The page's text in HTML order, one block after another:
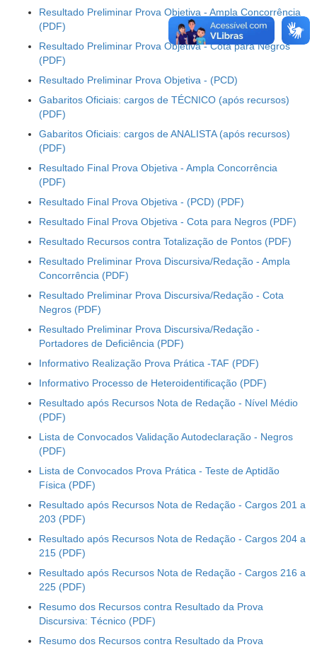
Resultado Preliminar Prova Objetiva - Ampla Concorrência
Resultado Preliminar Prova Objetiva - Cota para Negros
Resultado Preliminar Prova Objetiva - (PCD)
Gabaritos Oficiais: cargos de TÉCNICO (após recursos)
Gabaritos Oficiais: cargos de ANALISTA (após recursos)
Resultado Final Prova Objetiva - Ampla Concorrência
Resultado Final Prova Objetiva - (PCD)
Resultado Final Prova Objetiva - Cota para Negros
Resultado Recursos contra Totalização de Pontos
Resultado Preliminar Prova Discursiva/Redação - Ampla
Concorrência
Resultado Preliminar Prova Discursiva/Redação - Cota
Negros
Resultado Preliminar Prova Discursiva/Redação -
Portadores de Deficiência
Informativo Realização Prova Prática -TAF
Informativo Processo de Heteroidentificação
Resultado após Recursos Nota de Redação - Nível Médio
Lista de Convocados Validação Autodeclaração - Negros
Lista de Convocados Prova Prática - Teste de Aptidão
Física
Resultado após Recursos Nota de Redação - Cargos 201 a
203
Resultado após Recursos Nota de Redação - Cargos 204 a
215
Resultado após Recursos Nota de Redação - Cargos 216 a
225
Resumo dos Recursos contra Resultado da Prova
Discursiva: Técnico
Resumo dos Recursos contra Resultado da Prova